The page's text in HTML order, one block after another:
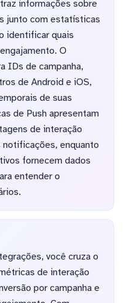
informações sobre
junto com estatísticas
identificar quais
O
IDs de campanha,
de Android e iOS,
de suas
de Push apresentam
de interação
enquanto
fornecem dados
entender o
você cruza o
de interação
por campanha e